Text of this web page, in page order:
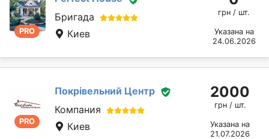
PRO
Бригада
Киев
грн / шт.
Указана на
24.06.2026
PRO
Покрівельний Центр
Компания
Киев
2000
грн / шт.
Указана на
21.07.2026